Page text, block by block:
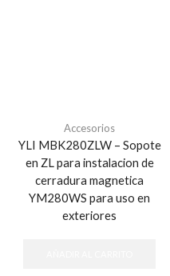
Accesorios
YLI MBK280ZLW – Sopote
en ZL para instalacion de
cerradura magnetica
YM280WS para uso en
exteriores